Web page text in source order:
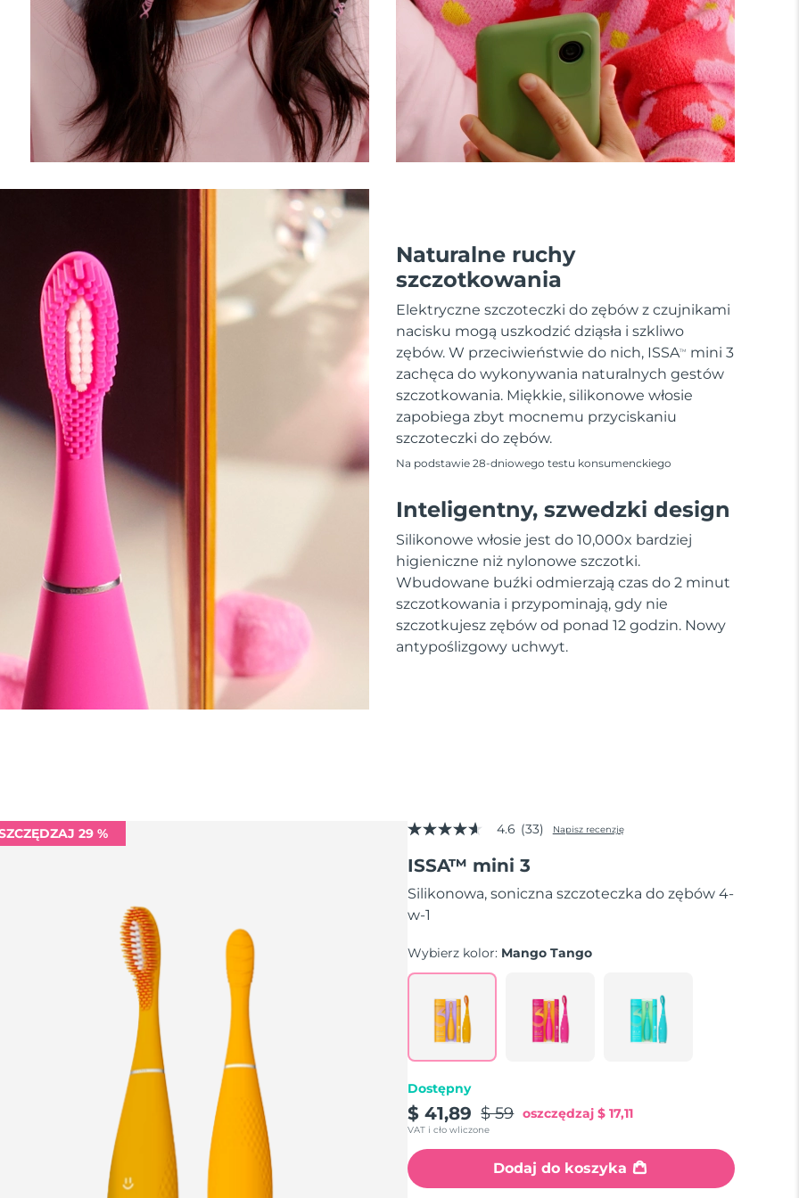
Naturalne ruchy
szczotkowania
Elektryczne szczoteczki do zębów z czujnikami
nacisku mogą uszkodzić dziąsła i szkliwo
zębów. W przeciwieństwie do nich, ISSATM
mini 3
zachęca do wykonywania naturalnych gestów
szczotkowania. Miękkie, silikonowe włosie
zapobiega zbyt mocnemu przyciskaniu
szczoteczki do zębów.
Na podstawie 28-dniowego testu konsumenckiego
Inteligentny, szwedzki design
Silikonowe włosie jest do 10,000x bardziej
higieniczne niż nylonowe szczotki.
Wbudowane buźki odmierzają czas do 2 minut
szczotkowania i przypominają, gdy nie
szczotkujesz zębów od ponad 12 godzin. Nowy
antypoślizgowy uchwyt.
29 %
4.6
5
gwiazdek,
średnia
wartość
oceny.
33
Reviews.
Łącze
samej
strony.
4.6 (33) Napisz recenzję
ISSA™ mini 3
Silikonowa, soniczna szczoteczka do zębów 4-
w-1
Wybierz kolor: Mango Tango
Dostępny
$ 41,89 $ 59 oszczędzaj$ 17,11
VAT i cło wliczone
Dodaj do koszyka